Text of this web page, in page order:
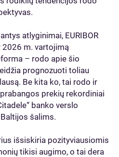
atlyginimai, EURIBOR
m. vartojimą
– rodo apie šio
prognozuoti toliau
Be kita ko, tai rodo ir
prekių rekordiniai
banko verslo
šalims.
išsiskiria pozityviausiomis
tikisi augimo, o tai dera